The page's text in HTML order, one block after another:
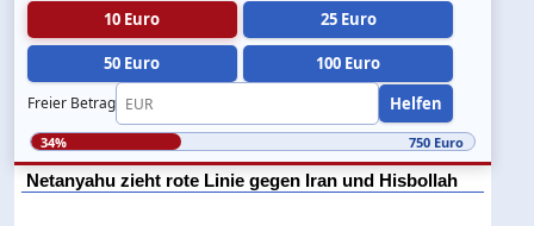
10 Euro
25 Euro
50 Euro 100 Euro
Freier Betrag Helfen
34% 750 Euro
Netanyahu zieht rote Linie gegen Iran und Hisbollah